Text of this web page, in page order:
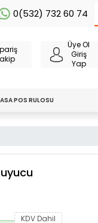
0(532) 732 60 74
Üye Ol
Giriş
Yap
POS RULOSU
KDV Dahil